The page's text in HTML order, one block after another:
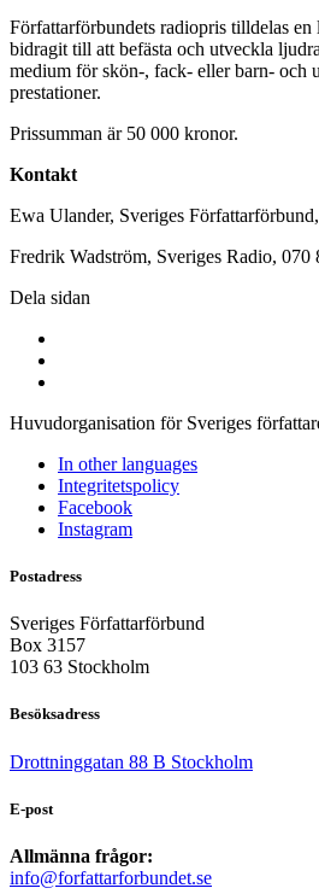
Författarförbundets radiopris tilldelas en
bidragit till att befästa och utveckla
medium för skön-, fack- eller barn- och
prestationer.
Prissumman är 50 000 kronor.
Kontakt
Ewa Ulander, Sveriges
Fredrik Wadström, Sveriges Radio, 070
Dela sidan
Huvudorganisation för Sveriges
In other languages
Integritetspolicy
Facebook
Instagram
Postadress
Sveriges Författarförbund
Box 3157
103 63 Stockholm
Besöksadress
Drottninggatan 88 B Stockholm
E-post
Allmänna frågor:
info@forfattarforbundet.se